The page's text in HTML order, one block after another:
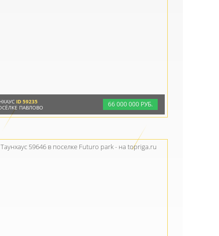
66000000 РУБ.
ID 59235
ПАВЛОВО